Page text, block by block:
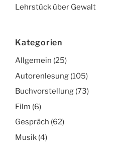
Lehrstück über Gewalt
Kategorien
Allgemein (25)
Autorenlesung (105)
Buchvorstellung (73)
Film (6)
Gespräch (62)
Musik (4)